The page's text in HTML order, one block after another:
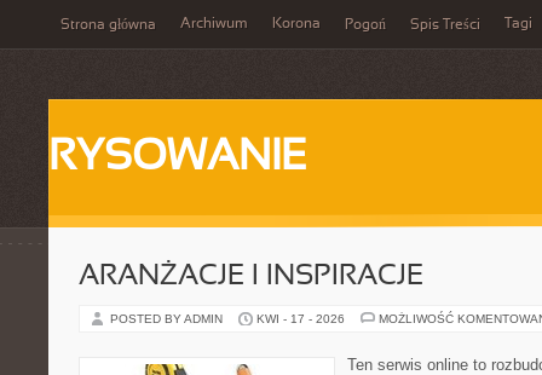
Strona główna Archiwum Korona Pogoń Spis Treści Tagi
RYSOWANIE
ARANŻACJE I INSPIRACJE
POSTED BY ADMIN KWI - 17 - 2026 MOŻLIWOŚĆ
Ten serwis online to